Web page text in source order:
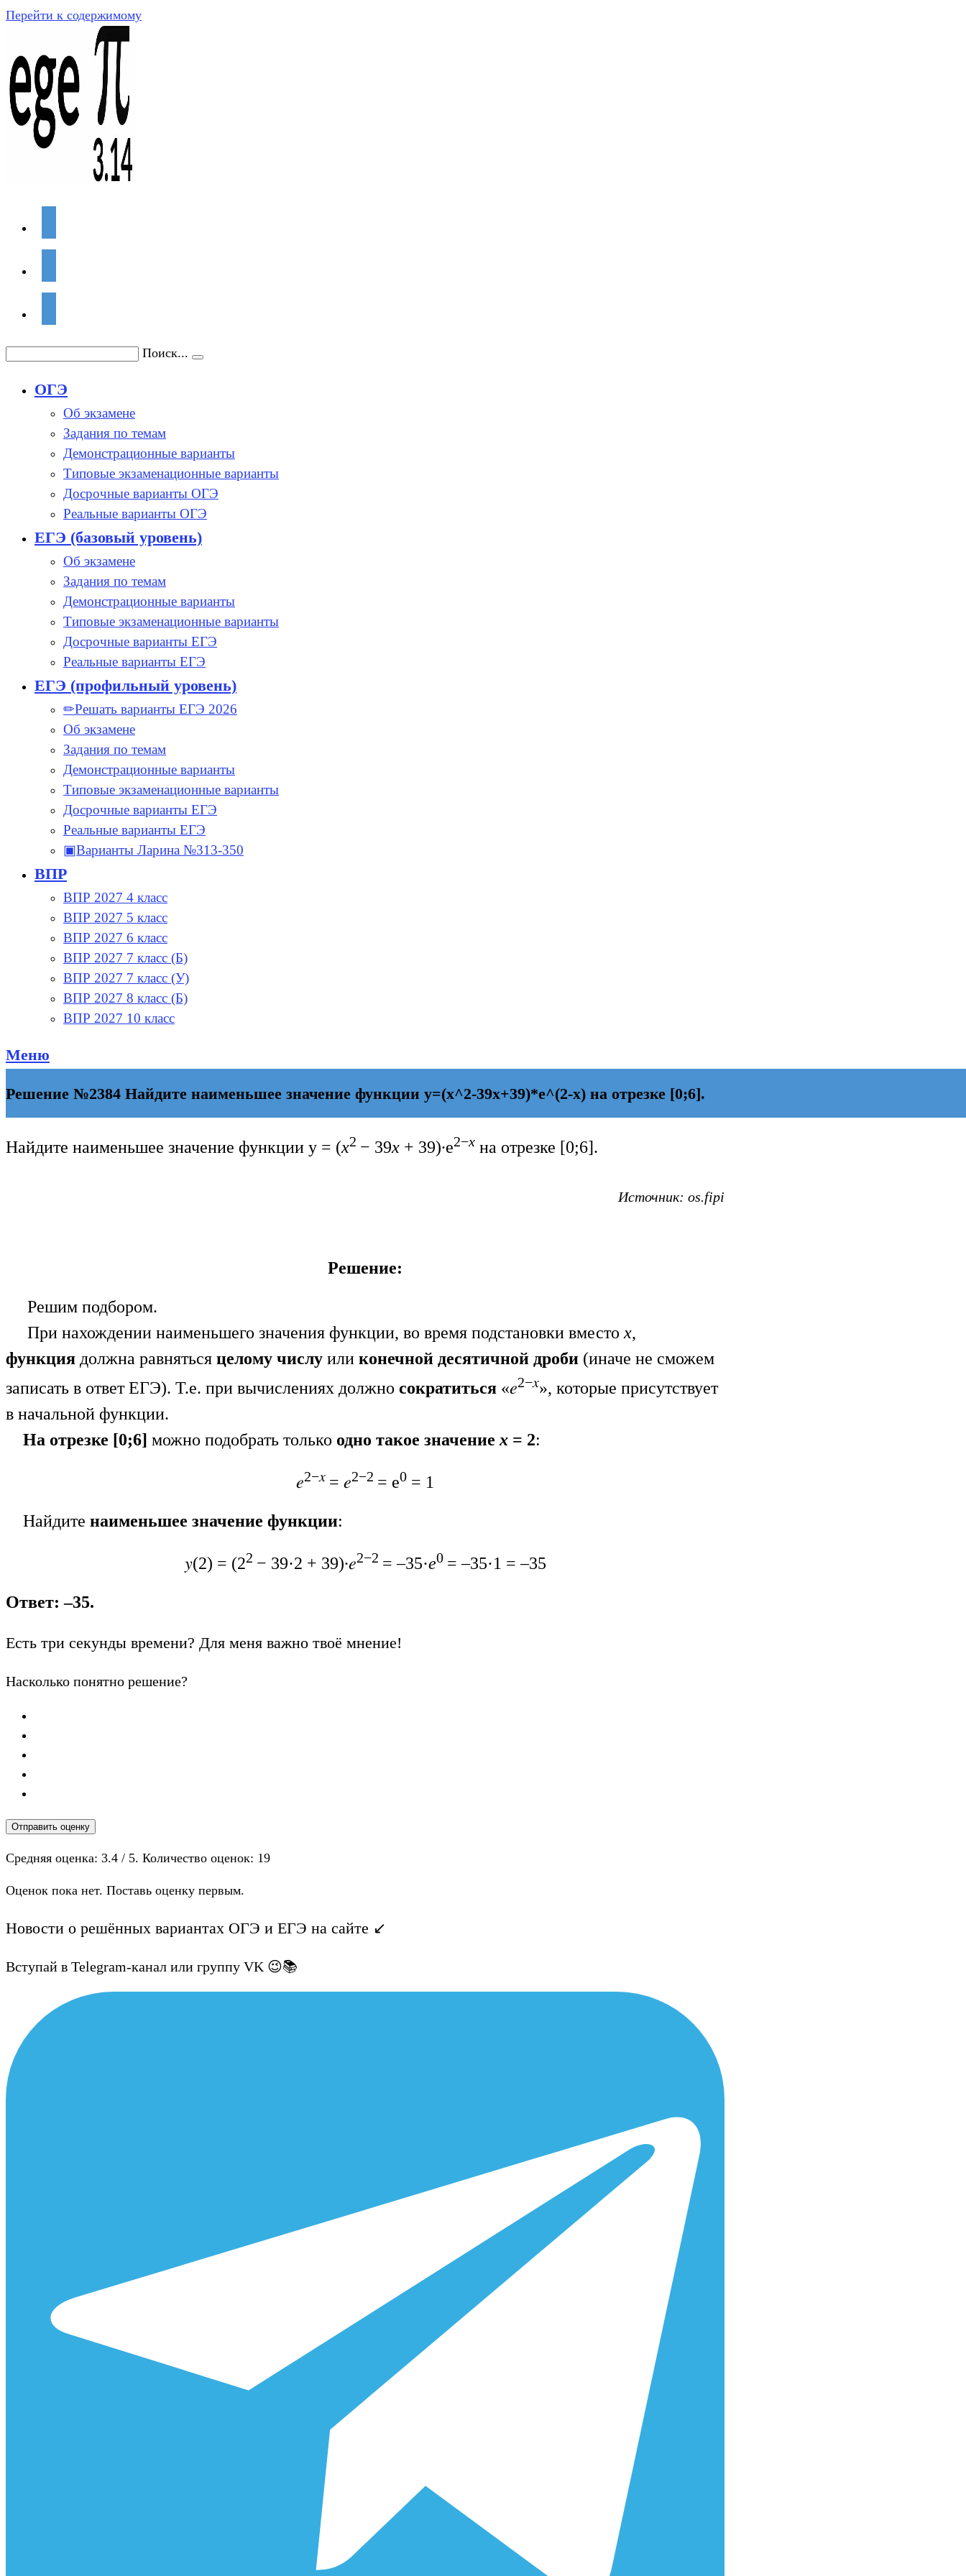
Перейти к содержимому
Поиск...
ОГЭ
Об экзамене
Задания по темам
Демонстрационные варианты
Типовые экзаменационные варианты
Досрочные варианты ОГЭ
Реальные варианты ОГЭ
ЕГЭ (базовый уровень)
Об экзамене
Задания по темам
Демонстрационные варианты
Типовые экзаменационные варианты
Досрочные варианты ЕГЭ
Реальные варианты ЕГЭ
ЕГЭ (профильный уровень)
✏Решать варианты ЕГЭ 2026
Об экзамене
Задания по темам
Демонстрационные варианты
Типовые экзаменационные варианты
Досрочные варианты ЕГЭ
Реальные варианты ЕГЭ
▣Варианты Ларина №313-350
ВПР
ВПР 2027 4 класс
ВПР 2027 5 класс
ВПР 2027 6 класс
ВПР 2027 7 класс (Б)
ВПР 2027 7 класс (У)
ВПР 2027 8 класс (Б)
ВПР 2027 10 класс
Меню
Решение №2384 Найдите наименьшее значение функции y=(x^2-39x+39)*e^(2-x) на отрезке [0;6].
Найдите наименьшее значение функции y = (x2 − 39x + 39)∙e2−x на отрезке [0;6].
Источник: os.fipi
Решение:
Решим подбором.
При нахождении наименьшего значения функции, во время подстановки вместох,
функция должна равняться целому числу или конечной десятичной дроби (иначе не сможем
записать в ответ ЕГЭ). Т.е. при вычислениях должно сократиться «𝑒2−𝑥», которые присутствует
в начальной функции.
На отрезке [0;6] можно подобрать только одно такое значениех = 2:
𝑒2−𝑥 = 𝑒2−2 = е0 = 1
Найдите наименьшее значение функции:
𝑦(2) = (22 − 39·2 + 39)∙𝑒2−2 = –35·е0 = –35·1 = –35
Ответ: –35.
Есть три секунды времени? Для меня важно твоё мнение!
Насколько понятно решение?
Отправить оценку
Средняя оценка: 3.4 / 5. Количество оценок: 19
Оценок пока нет. Поставь оценку первым.
Новости о решённых вариантах ОГЭ и ЕГЭ на сайте ↙️
Вступай в Telegram-канал или группу VK 😉📚